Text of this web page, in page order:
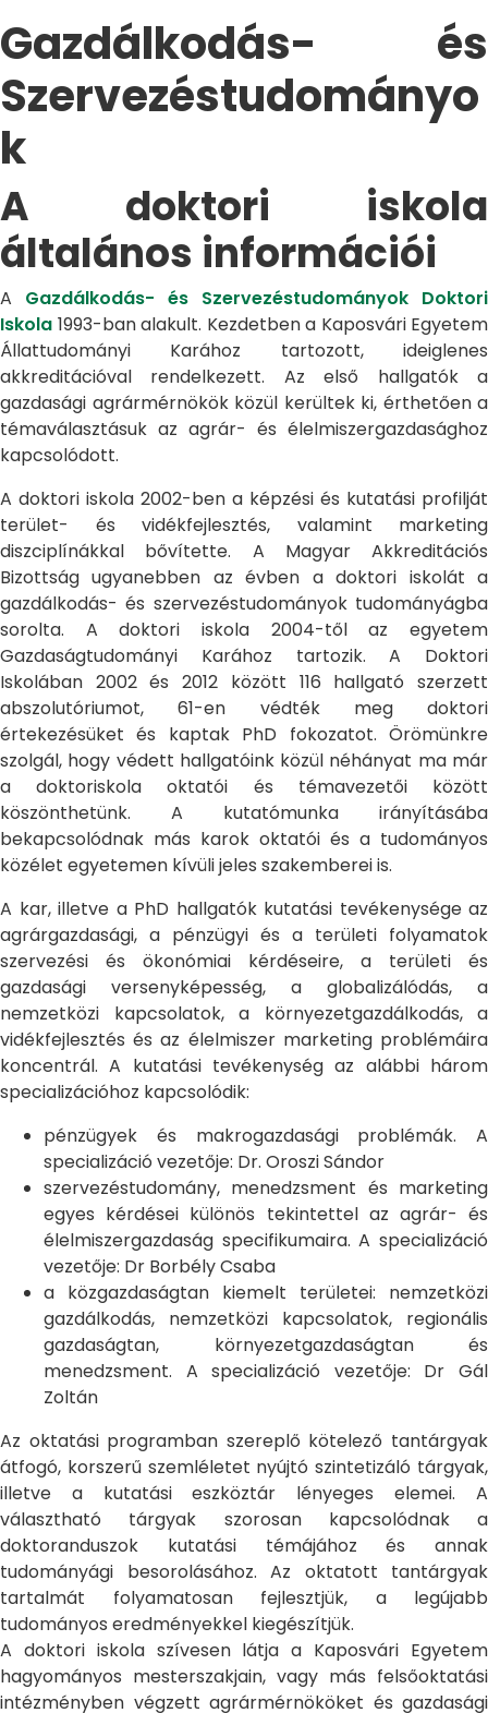
Gazdálkodás- és
Szervezéstudományo
k
A doktori iskola
általános információi
A Gazdálkodás- és Szervezéstudományok Doktori
Iskola 1993-ban alakult. Kezdetben a Kaposvári Egyetem
Állattudományi Karához tartozott, ideiglenes
akkreditációval rendelkezett. Az első hallgatók a
gazdasági agrármérnökök közül kerültek ki, érthetően a
témaválasztásuk az agrár- és élelmiszergazdasághoz
kapcsolódott.
A doktori iskola 2002-ben a képzési és kutatási profilját
terület- és vidékfejlesztés, valamint marketing
diszciplínákkal bővítette. A Magyar Akkreditációs
Bizottság ugyanebben az évben a doktori iskolát a
gazdálkodás- és szervezéstudományok tudományágba
sorolta. A doktori iskola 2004-től az egyetem
Gazdaságtudományi Karához tartozik. A Doktori
Iskolában 2002 és 2012 között 116 hallgató szerzett
abszolutóriumot, 61-en védték meg doktori
értekezésüket és kaptak PhD fokozatot. Örömünkre
szolgál, hogy védett hallgatóink közül néhányat ma már
a doktoriskola oktatói és témavezetői között
köszönthetünk. A kutatómunka irányításába
bekapcsolódnak más karok oktatói és a tudományos
közélet egyetemen kívüli jeles szakemberei is.
A kar, illetve a PhD hallgatók kutatási tevékenysége az
agrárgazdasági, a pénzügyi és a területi folyamatok
szervezési és ökonómiai kérdéseire, a területi és
gazdasági versenyképesség, a globalizálódás, a
nemzetközi kapcsolatok, a környezetgazdálkodás, a
vidékfejlesztés és az élelmiszer marketing problémáira
koncentrál. A kutatási tevékenység az alábbi három
specializációhoz kapcsolódik:
pénzügyek és makrogazdasági problémák. A
specializáció vezetője: Dr. Oroszi Sándor
szervezéstudomány, menedzsment és marketing
egyes kérdései különös tekintettel az agrár- és
élelmiszergazdaság specifikumaira. A specializáció
vezetője: Dr Borbély Csaba
a közgazdaságtan kiemelt területei: nemzetközi
gazdálkodás, nemzetközi kapcsolatok, regionális
gazdaságtan, környezetgazdaságtan és
menedzsment. A specializáció vezetője: Dr Gál
Zoltán
Az oktatási programban szereplő kötelező tantárgyak
átfogó, korszerű szemléletet nyújtó szintetizáló tárgyak,
illetve a kutatási eszköztár lényeges elemei. A
választható tárgyak szorosan kapcsolódnak a
doktoranduszok kutatási témájához és annak
tudományági besorolásához. Az oktatott tantárgyak
tartalmát folyamatosan fejlesztjük, a legújabb
tudományos eredményekkel kiegészítjük.
A doktori iskola szívesen látja a Kaposvári Egyetem
hagyományos mesterszakjain, vagy más felsőoktatási
intézményben végzett agrármérnököket és gazdasági